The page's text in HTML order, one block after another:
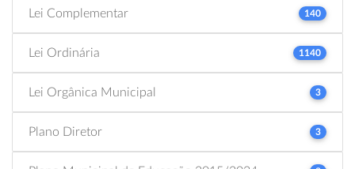
Lei Complementar 140
Lei Ordinária 1140
Lei Orgânica Municipal 3
Plano Diretor 3